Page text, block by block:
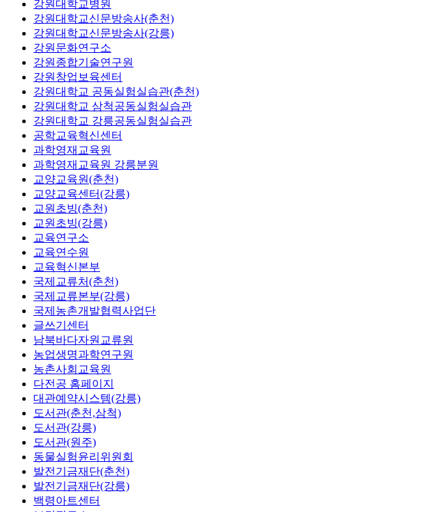
강원대학교병원
강원대학교신문방송사(춘천)
강원대학교신문방송사(강릉)
강원문화연구소
강원종합기술연구원
강원창업보육센터
강원대학교 공동실험실습관(춘천)
강원대학교 삼척공동실험실습관
강원대학교 강릉공동실험실습관
공학교육혁신센터
과학영재교육원
과학영재교육원 강릉분원
교양교육원(춘천)
교양교육센터(강릉)
교원초빙(춘천)
교원초빙(강릉)
교육연구소
교육연수원
교육혁신본부
국제교류처(춘천)
국제교류본부(강릉)
국제농촌개발협력사업단
글쓰기센터
남북바다자원교류원
농업생명과학연구원
농촌사회교육원
다전공 홈페이지
대관예약시스템(강릉)
도서관(춘천,삼척)
도서관(강릉)
도서관(원주)
동물실험윤리위원회
발전기금재단(춘천)
발전기금재단(강릉)
백령아트센터